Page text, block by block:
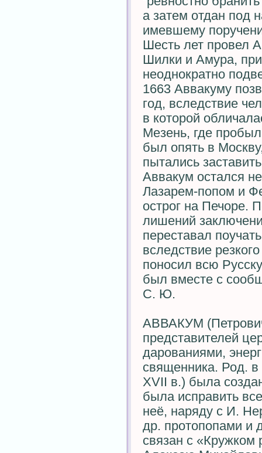
а затем отдан под
имевшему
Шесть лет провел
Шилки и Амура,
неоднократно
1663 Аввакуму
год, вследствие
в которой
Мезень, где
был опять в
пытались
Аввакум остался
Лазарем-попом и
острог на Печоре.
лишений
переставал
вследствие
поносил всю
был вместе с
С. Ю.
АВВАКУМ (Петрович) — юрьевский протопоп, один из первых представителей церк. раскола, отличавшийся редкими дарованиями, энергией и железной волей. Сын сельского священника. Род. в 1620 или 1621. При патриархе Иосифе (40-е гг. XVII в.) была создана т. н. комиссия справщиков, к-рая должна была исправить все богослужебные книги, ходившие на Руси. В неё, наряду с И. Нероновым, С. Вонифатьевым, Н. Пустосвятом и др. протопопами и дьяконами, входил и А. В 1646—1647 был связан с «Кружком ревнителей благочестия» и стал известен царю Алексею Михайловичу. В 1652 подвизался протопопом в г. Юрьевец-Повольский, откуда по воле царя был определён в священники Казанского собора в Москве. Сменивший в том же году Иосифа патриарх Никон отставил всех прежних справщиков и передал всё дело исправления книг киевлянину Епифанию Славинецкому и греку Арсению Суханову. В 1653 Никон разослал по всем моск. церквам «памятную грамотку», где указывал, что «по правилам в иных случаях можно поясным поклоном заменять земной, и что следует креститься тремя перстами ». Когда эту грамоту прочли И. Неронов и А., то, по словам последнего, они «задумались, увидели, яко зима хощет быти; и сердце у них озябло и ноги задрожали… ». По словам Н. И. Костомарова, «отставленные справщики, которых самолюбие было сильно задето… кричали против Никона, что он поддается наущениям киевлян, зараженных латинскою ересью. Горячими его противниками сделались тогда протопоп Иван Неронов и друг Неронова юрьевский протопоп Аввакум, живший в доме его во время своего пребывания в столице». Выступив с протестом и обличениями против патриарха Никона (1653), А. подал царю челобитную по поводу неправых, по мнению А., действий, предпринятых Никоном, которой и было положено начало расколу. На церк. соборе 23 апр. 1656 была представлена книга «Скрижаль», в которой было напечатано проклятие двуперстному сложению, после чего собор предал анафеме и проклял всех неповинующихся церкви последователей двуперстия. Начались гонения на противников перемен, вводимых в церкви новым патриархом. Многие из них были посажены в тюрьмы или сосланы. А. вместе с семьёй попал сначала в Тобольск, а затем в Даурию. Вот как об этом говорится в Житии протопопа Аввакума: «…Таже послали меня в Сибирь с женою и детьми. И колико дорогою нужды бысть, тово всево много говорить, разве малая часть помянуть. Протопопица младенца родила, — больную в телеге и повезли до Тобольска; три тысячи верст недель с тринатцеть волокли телегами, и водою, и саньми половину пути. Архиепископ в Тобольске к месту устроил меня… По сем указ пришел: велено меня из Тобольска на Лену вести за сие, что браню от писания и укоряю ересь Никонову… Таже сел опять на корабль свой... поехал на Лену. А как приехал в Енисейской, другой указ пришел: велено в Дауры вести — дватцеть тысящ и больши будет от Москвы. И отдали меня Афонасью Пашкову в полк, — людей с ним было 6 сот человек; и грех ради моих суров человек: беспрестанно людей жжет, и мучит, и бьет. И я ево много уговаривал, да и сам в руки попал. А с Москвы от Никона